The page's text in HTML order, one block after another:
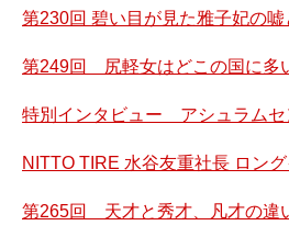
第230回 碧い目が見た雅子妃の嘘
第249回 尻軽女はどこの国に多
特別インタビュー アシュラムセ
NITTO TIRE 水谷友重社長 ロン
第265回 天才と秀才、凡才の違